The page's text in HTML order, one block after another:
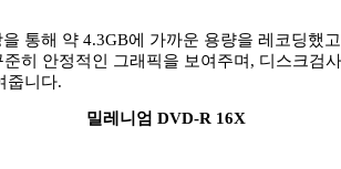
통해 약 4.3GB에 가까운 용량을 레코딩했
히 안정적인 그래픽을 보여주며, 디스크검
줍니다.
밀레니엄 DVD-R 16X